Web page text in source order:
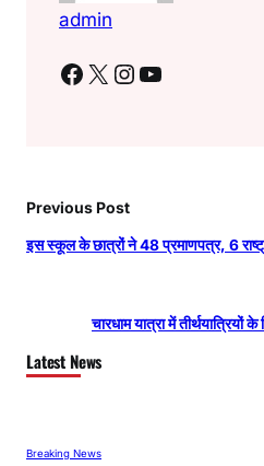
admin
Facebook X Instagram YouTube
Previous Post
इस स्कूल के छात्रों ने 48 प्रमाणपत्र, 6
चारधाम यात्रा में तीर्थयात्रियों
Latest News
Breaking News